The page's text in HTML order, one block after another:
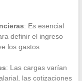
: Es esencial
definir el ingreso
los gastos
: Las cargas varían
las cotizaciones